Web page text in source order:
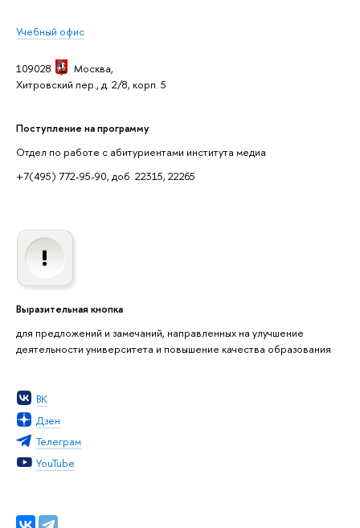
Учебный офис
109028
Москва,
Хитровский пер., д. 2/8, корп. 5
Поступление на программу
Отдел по работе с абитуриентами института медиа
+7(495) 772-95-90, доб. 22315, 22265
Выразительная кнопка
для предложений и замечаний, направленных на улучшение
деятельности университета и повышение качества образования
ВК
Дзен
Телеграм
YouTube